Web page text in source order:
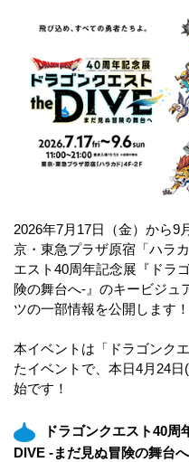
2026年7月17日（金）から9
京・東急プラザ原宿「ハラ
エスト40周年記念展『ドラ
険の舞台へ-』のキービジュ
ツの一部情報を公開します！
本イベントは「ドラゴンク
たイベントで、本日4月24
始です！
ドラゴンクエスト40
DIVE -まだ見ぬ冒険の舞台